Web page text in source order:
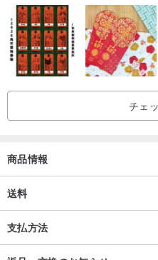
最初に柔らかい髪（馬の毛）の
き、次にメンテナンスオイルの
使用します。
メンテナンス後の革はメンテナ
らします】
に、明るい色の衣服を着用しない
[カビ：革のカビを防ぐために、
通常は湿度が低く換気の良い場所
チェ
商品情報
送料
支払方法